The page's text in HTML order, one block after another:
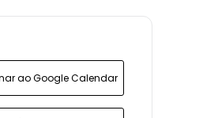
ao Google Calendar